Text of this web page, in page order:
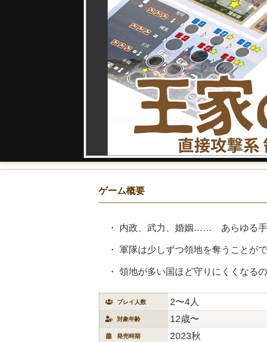
ゲーム概要
内政、武力、婚姻…… あらゆる手
軍隊は少しずつ領地を奪うことが
領地が多い国ほど守りにくくなる
プレイ人数 2〜4人
対象年齢 12歳〜
発売時期 2023秋